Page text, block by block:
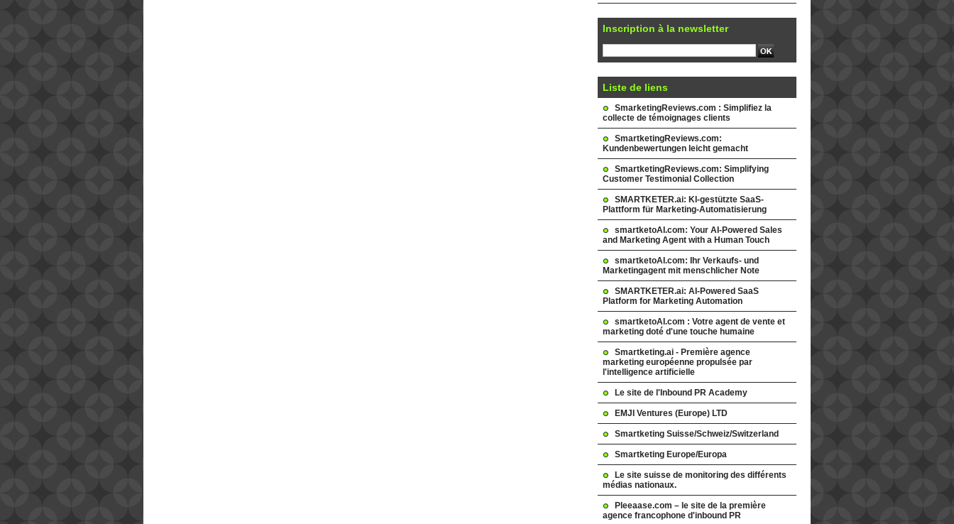
Inscription à la newsletter
Liste de liens
SmarketingReviews.com : Simplifiez la
collecte de témoignages clients
SmartketingReviews.com:
Kundenbewertungen leicht gemacht
SmartketingReviews.com: Simplifying
Customer Testimonial Collection
SMARTKETER.ai: KI-gestützte SaaS-
Plattform für Marketing-Automatisierung
smartketoAI.com: Your AI-Powered Sales
and Marketing Agent with a Human Touch
smartketoAI.com: Ihr Verkaufs- und
Marketingagent mit menschlicher Note
SMARTKETER.ai: AI-Powered SaaS
Platform for Marketing Automation
smartketoAI.com : Votre agent de vente et
marketing doté d'une touche humaine
Smartketing.ai - Première agence
marketing européenne propulsée par
l'intelligence artificielle
Le site de l'Inbound PR Academy
EMJI Ventures (Europe) LTD
Smartketing Suisse/Schweiz/Switzerland
Smartketing Europe/Europa
Le site suisse de monitoring des différents
médias nationaux.
Pleeaase.com – le site de la première
agence francophone d'inbound PR